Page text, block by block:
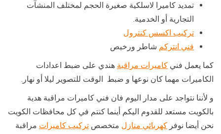
تمديد كاميرا لاسلكية صغيرة الحجم لمختلف المنشآت
التجارية أو الخدمية.
تركيب اكسس كنترول
فني انتركم شاطر ورخيص
كما يعمل فني كاميرات مراقبة هندي على ضبط اعدادات
الكاميرات مهما كان نوعها و ضبط الوقت للتصوير ليلا أو نهار.
و لأننا نتواجد على مدار اليوم فان فني كاميرات مراقبة هدية
بالكويت مستعد للقدوم اليكم أينما كنتم في كل محافظات الكويت
نحن أيضا نوفر كهربائي منازل متخصص تركيب كاميرات مراقبة